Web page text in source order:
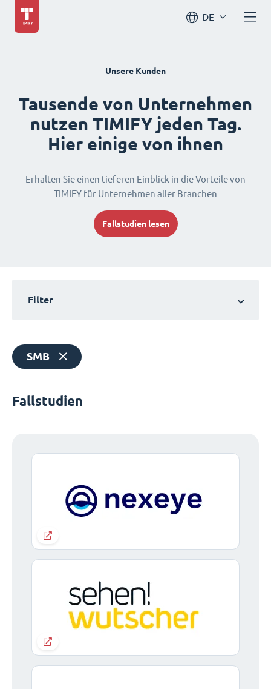
DE
Unsere Kunden
Tausende von Unternehmen
nutzen TIMIFY jeden Tag.
Hier einige von ihnen
Erhalten Sie einen tieferen Einblick in die Vorteile von
TIMIFY für Unternehmen aller Branchen
Fallstudien lesen
Filter
SMB
Fallstudien